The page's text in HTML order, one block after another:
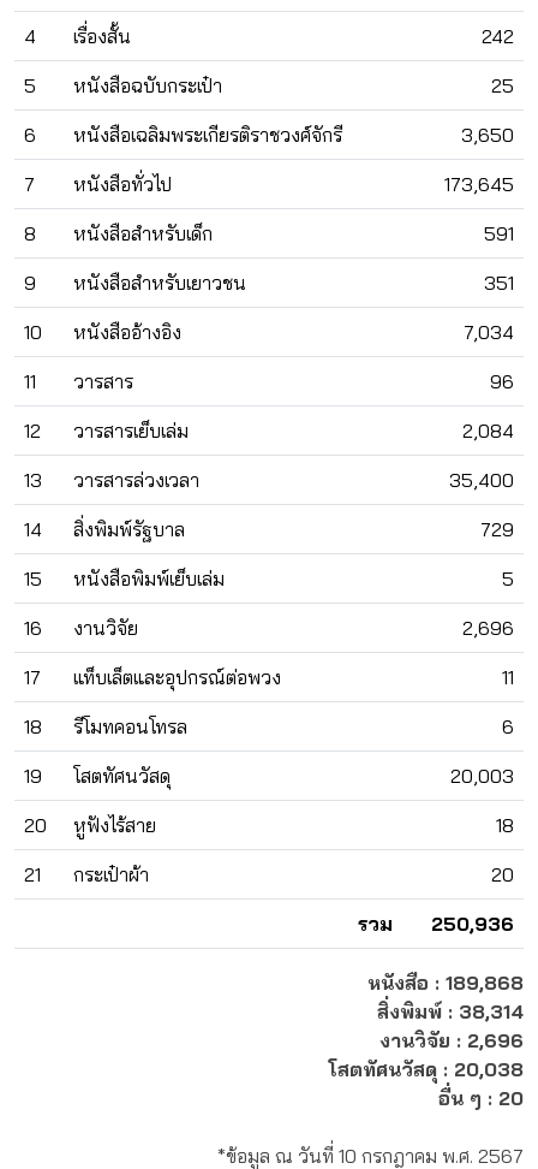
4 เรื่องสั้น 242
5 หนังสือฉบับกระเป๋า 25
6 หนังสือเฉลิมพระเกียรติราชวงศ์จักรี 3,650
7 หนังสือทั่วไป 173,645
8 หนังสือสำหรับเด็ก 591
9 หนังสือสำหรับเยาวชน 351
10 หนังสืออ้างอิง 7,034
11 วารสาร 96
12 วารสารเย็บเล่ม 2,084
13 วารสารล่วงเวลา 35,400
14 สิ่งพิมพ์รัฐบาล 729
15 หนังสือพิมพ์เย็บเล่ม 5
16 งานวิจัย 2,696
17 แท็บเล็ตและอุปกรณ์ต่อพวง 11
18 รีโมทคอนโทรล 6
19 โสตทัศนวัสดุ 20,003
20 หูฟังไร้สาย 18
21 กระเป๋าผ้า 20
รวม 250,936
หนังสือ : 189,868
สิ่งพิมพ์ : 38,314
งานวิจัย : 2,696
โสตทัศนวัสดุ : 20,038
อื่น ๆ : 20
*ข้อมูล ณ วันที่ 10 กรกฎาคม พ.ศ. 2567